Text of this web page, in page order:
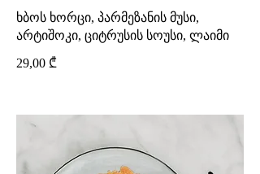
ხბოს ხორცი, პარმეზანის მუსი,
არტიშოკი, ციტრუსის სოუსი, ლაიმი
29,00 ₾